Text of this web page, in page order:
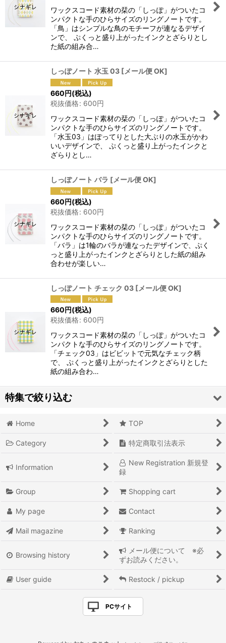
ワックスコード素材の栞の「しっぽ」がついたコ
ンパクトな手のひらサイズのリングノートです。
「鳥」はシンプルな鳥のモチーフが連なるデザイ
ンで、 ぷくっと盛り上がったインクとざらりとし
た紙の組み合…
しっぽノート 水玉 03 [メール便 OK]
660円(税込)
税抜価格: 600円
ワックスコード素材の栞の「しっぽ」がついたコ
ンパクトな手のひらサイズのリングノートです。
「水玉03」はぽってりとした大ぶりの水玉がかわ
いいデザインで、 ぷくっと盛り上がったインクと
ざらりとし…
しっぽノート バラ [メール便 OK]
660円(税込)
税抜価格: 600円
ワックスコード素材の栞の「しっぽ」がついたコ
ンパクトな手のひらサイズのリングノートです。
「バラ」は1輪のバラが連なったデザインで、ぷく
っと盛り上がったインクとざらりとした紙の組み
合わせが楽しい…
しっぽノート チェック 03 [メール便 OK]
660円(税込)
税抜価格: 600円
ワックスコード素材の栞の「しっぽ」がついたコ
ンパクトな手のひらサイズのリングノートです。
「チェック03」はビビットで元気なチェック柄
で、 ぷくっと盛り上がったインクとざらりとした
紙の組み合わ…
特集で絞り込む
36 オリジナル
ミニチュア
◇ＳＡＬＥ◇
東京・吉祥寺 土産
『ナツカシイ！』
『シブイ！』
『カッコイイ！』
『オモシロイ！』
Home TOP
Category 特定商取引法表示
Information
New Registration 新規登
録
Group Shopping cart
My page Contact
Mail magazine Ranking
Browsing history
メール便について ※必
ずお読みください。
User guide Restock / pickup
PCサイト